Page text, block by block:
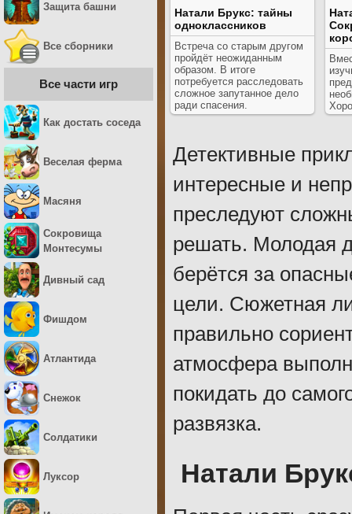
Натали Брукс: тайны
одноклассников
Встреча со старым другом
пройдёт неожиданным
образом. В итоге
потребуется расследовать
сложное запутанное дело
ради спасения.
Детективные
интересные и
преследуют
решать. Молодая
берётся за
цели. Сюжетная
правильно
атмосфера
покидать до
развязка.
Натали
Защита башни
Все сборники
Все части игр
Как достать соседа
Веселая ферма
Масяня
Сокровища
Монтесумы
Дивный сад
Фишдом
Атлантида
Снежок
Солдатики
Луксор